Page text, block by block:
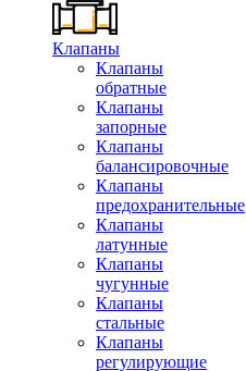
Клапаны
Клапаны
обратные
Клапаны
запорные
Клапаны
балансировочные
Клапаны
предохранительные
Клапаны
латунные
Клапаны
чугунные
Клапаны
стальные
Клапаны
регулирующие